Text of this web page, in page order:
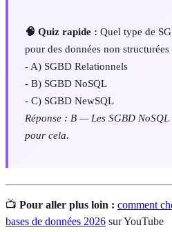
🧠 Quiz rapide : Quel type de
pour des données non structurées
- A) SGBD Relationnels
- B) SGBD NoSQL
- C) SGBD NewSQL
Réponse : B — Les SGBD
pour cela.
📺 Pour aller plus loin : comment
bases de données 2026 sur YouTube